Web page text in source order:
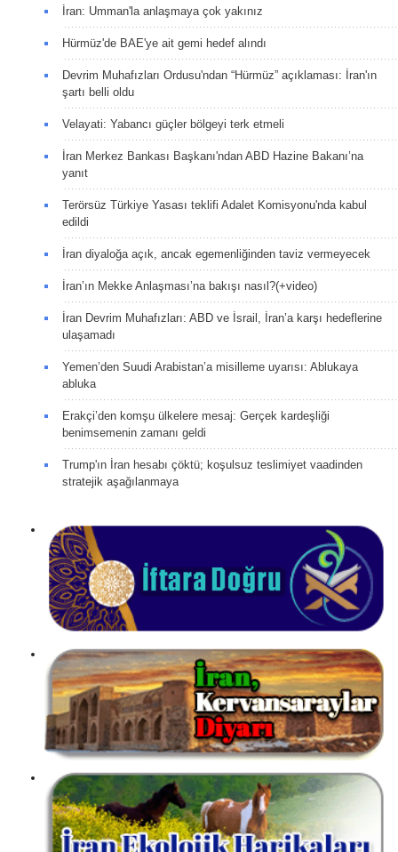
İran: Umman'la anlaşmaya çok yakınız
Hürmüz'de BAE'ye ait gemi hedef alındı
Devrim Muhafızları Ordusu'ndan “Hürmüz” açıklaması: İran'ın
şartı belli oldu
Velayati: Yabancı güçler bölgeyi terk etmeli
İran Merkez Bankası Başkanı'ndan ABD Hazine Bakanı’na
yanıt
Terörsüz Türkiye Yasası teklifi Adalet Komisyonu'nda kabul
edildi
İran diyaloğa açık, ancak egemenliğinden taviz vermeyecek
İran’ın Mekke Anlaşması’na bakışı nasıl?(+video)
İran Devrim Muhafızları: ABD ve İsrail, İran’a karşı hedeflerine
ulaşamadı
Yemen’den Suudi Arabistan’a misilleme uyarısı: Ablukaya
abluka
Erakçi’den komşu ülkelere mesaj: Gerçek kardeşliği
benimsemenin zamanı geldi
Trump'ın İran hesabı çöktü; koşulsuz teslimiyet vaadinden
stratejik aşağılanmaya